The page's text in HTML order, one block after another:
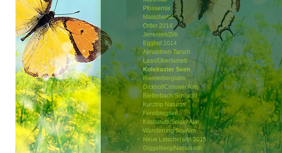
Pfossental
Matschertal
Ortler 2014
Jenesien/Zilli
Egghof 2014
Almabtrieb Tarsch
Laas/Obertarnell
Kofelraster Seen
Riemerberglalm
Dickhof/Cisloner Alm
Bletterbach Schlucht
Kurztrip Naturns
Fennbergsee
Kastelruth/Seiser Alm
Wanderung SoyAlm
Neue Latscheralm 2015
Giggelberg/Nassereith